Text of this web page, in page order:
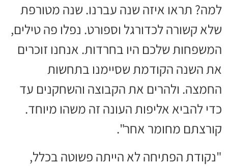
למה? תראו איזה שנה עברנו. שנה מטורפת
שלא קשורה לכדורגל וספורט. נפלו פה טילים,
המשפחות שלכם היו בחרדות. אנחנו זוכרים
את השנה הקודמת שסיימנו בתחשות
החמצה. ולהרים את הקבוצה והשחקנים עד
כדי להביא אליפות העונה זה משהו מיוחד.
קורצתם מחומר אחר".
"נקודת הפתיחה לא הייתה פשוטה בכלל,